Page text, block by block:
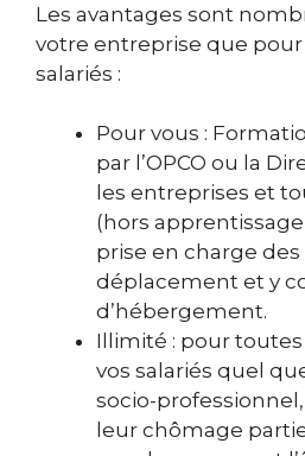
Les avantages sont
votre entreprise que pour
salariés :
Pour vous :
par l’OPCO ou la
les entreprises et
(hors
prise en charge des
déplacement et y
d’hébergement.
Illimité : pour
vos salariés quel
socio-
leur chômage